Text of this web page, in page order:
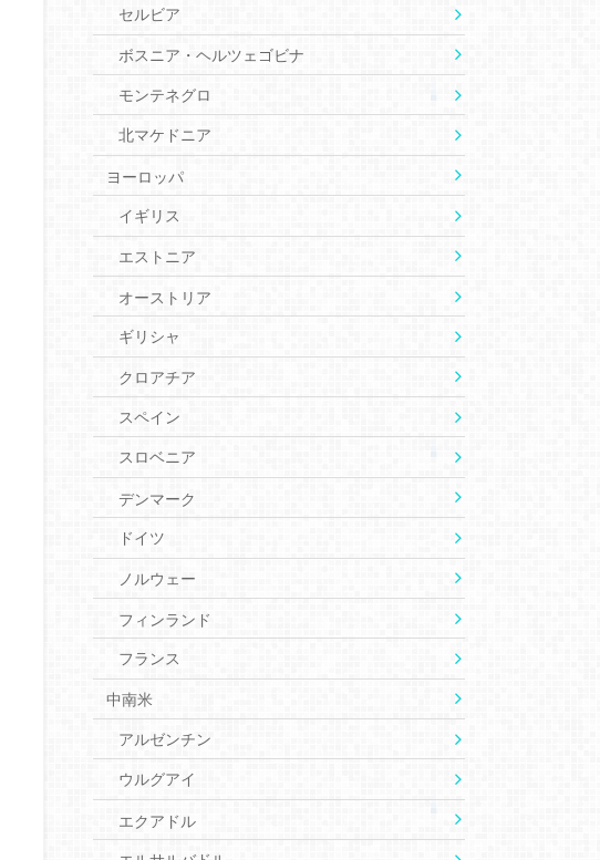
セルビア
ボスニア・ヘルツェゴビナ
モンテネグロ
北マケドニア
ヨーロッパ
イギリス
エストニア
オーストリア
ギリシャ
クロアチア
スペイン
スロベニア
デンマーク
ドイツ
ノルウェー
フィンランド
フランス
中南米
アルゼンチン
ウルグアイ
エクアドル